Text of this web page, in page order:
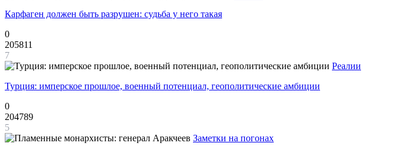
Карфаген должен быть разрушен: судьба у него такая
0
205811
7
Реалии
Турция: имперское прошлое, военный потенциал, геополитические амбиции
0
204789
5
Заметки на погонах